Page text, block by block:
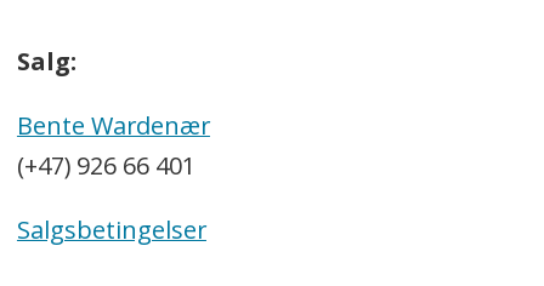
Salg:
Bente Wardenær
(+47) 926 66 401
Salgsbetingelser